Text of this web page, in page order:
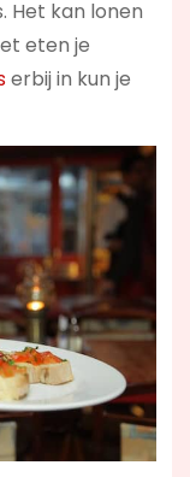
Het kan lonen
eten je
erbij in kun je